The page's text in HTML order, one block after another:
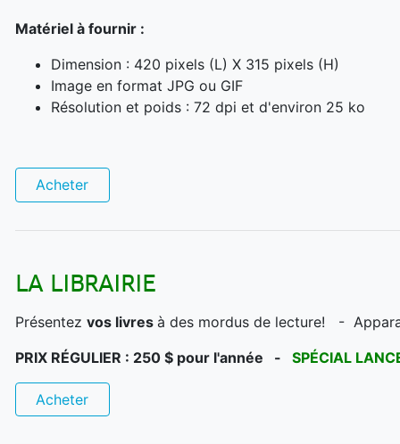
Matériel à fournir :
Dimension : 420 pixels (L) X 315 pixels (H)
Image en format JPG ou GIF
Résolution et poids : 72 dpi et d'environ 25 ko
Acheter
LA LIBRAIRIE
Présentez vos livres à des mordus de lecture! -
PRIX RÉGULIER : 250 $ pour l'année - SPÉCIAL
Acheter